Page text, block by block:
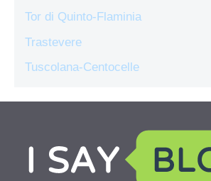
Tor di Quinto-Flaminia
Trastevere
Tuscolana-Centocelle